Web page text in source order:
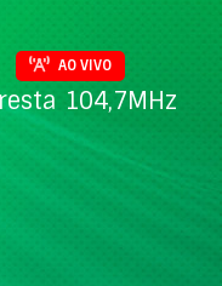
AO VIVO
104,7MHz